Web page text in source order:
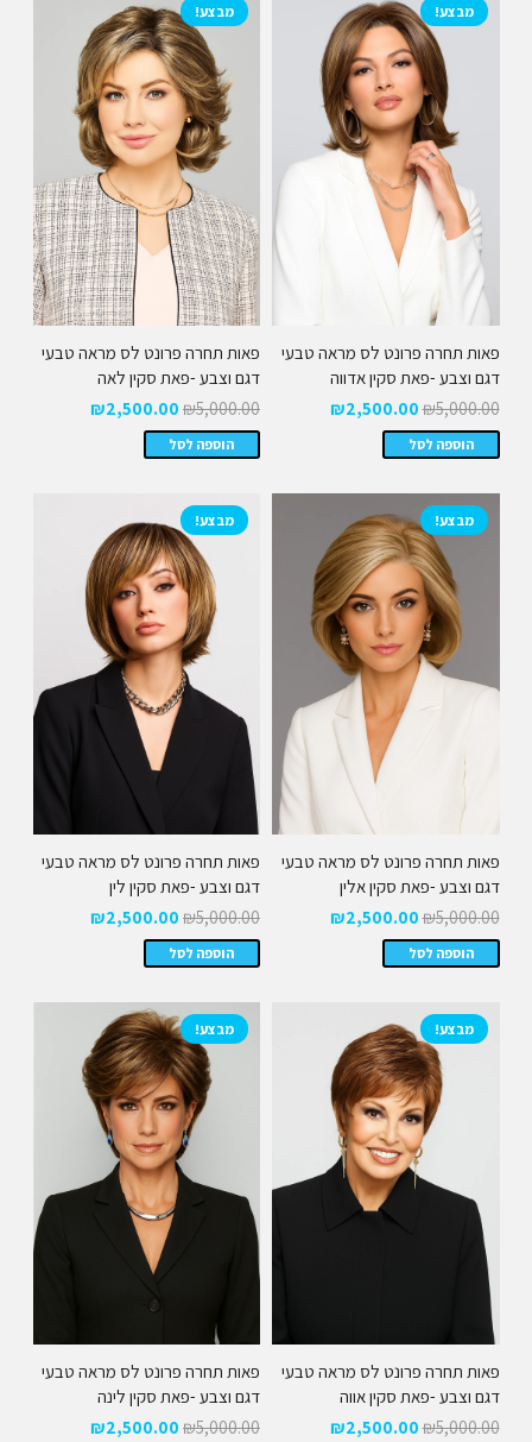
מבצע!
פאות תחרה פרונט לס מראה טבעי
דגם וצבע -פאת סקין אדווה
₪5,000.00
המחיר
המקורי
₪5,000.00.
₪2,500.00
₪2,500.00.
הוספה לסל
מבצע!
פאות תחרה פרונט לס מראה טבעי
דגם וצבע -פאת סקין לאה
₪5,000.00
המחיר
המקורי
₪2,500.00
הוספה לסל
מבצע!
פאות תחרה פרונט לס מראה טבעי
דגם וצבע -פאת סקין אלין
₪5,000.00
המחיר
המקורי
₪2,500.00
₪2,500.00.
הוספה לסל
מבצע!
פאות תחרה פרונט לס מראה טבעי
דגם וצבע -פאת סקין לין
₪5,000.00
המחיר
המקורי
₪5,000.00.
₪2,500.00
₪2,500.00.
הוספה לסל
מבצע!
פאות תחרה פרונט לס מראה טבעי
דגם וצבע -פאת סקין אווה
₪5,000.00
המחיר
₪2,500.00
מבצע!
פאות תחרה פרונט לס מראה טבעי
דגם וצבע -פאת סקין לינה
₪5,000.00
המחיר
₪2,500.00